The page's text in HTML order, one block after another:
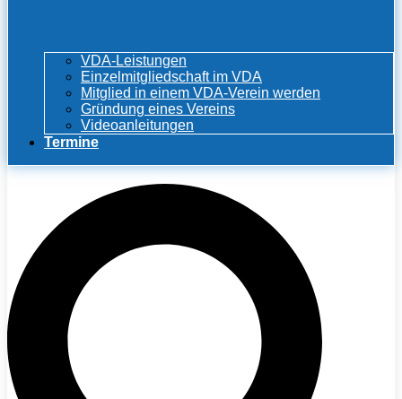
VDA-Leistungen
Einzelmitgliedschaft im VDA
Mitglied in einem VDA-Verein werden
Gründung eines Vereins
Videoanleitungen
Termine